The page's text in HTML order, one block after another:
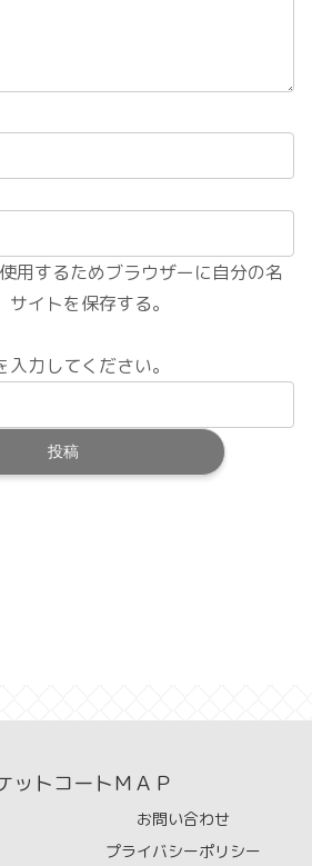
用するためブラウザーに自分の名
イトを保存する。
力してください。
ットコートＭＡＰ
お問い合わせ
プライバシーポリシー